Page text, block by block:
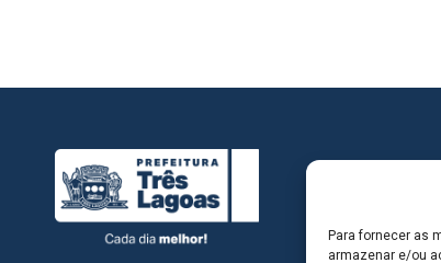
Para fornecer as
armazenar e/ou